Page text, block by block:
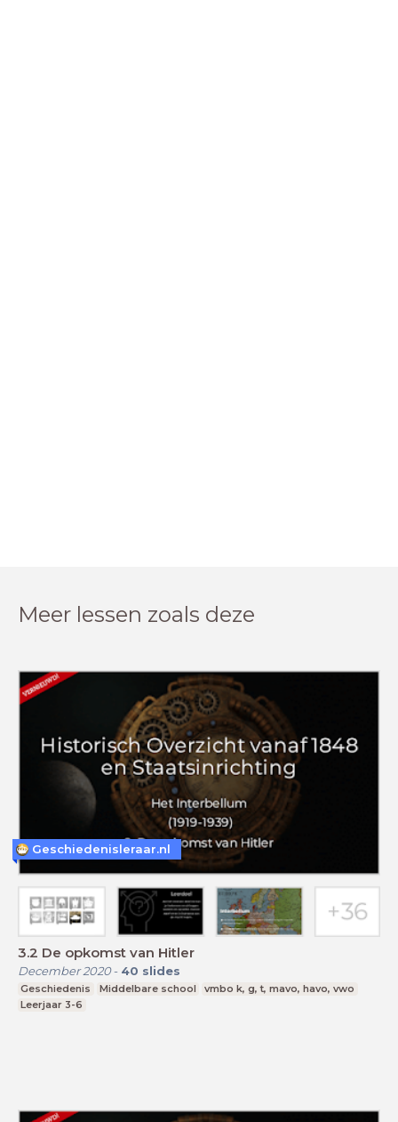
Meer lessen zoals deze
3.2 De opkomst van Hitler
December 2020- 40 slides
Geschiedenis Middelbare school
vmbo k, g, t, mavo, havo, vwo
Leerjaar 3-6
Geschiedenisleraar.nl